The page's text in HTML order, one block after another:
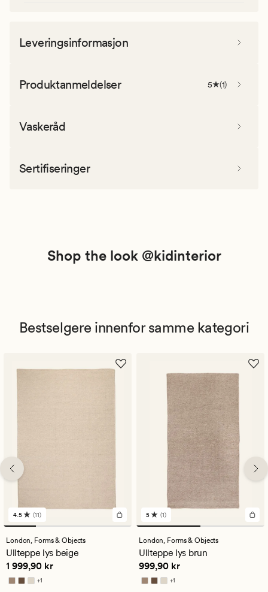
Leveringsinformasjon
Produktanmeldelser 5 (1)
Vaskeråd
Sertifiseringer
Shop the look @kidinterior
Bestselgere innenfor samme kategori
11
anmeldelser
med
en
gjennomsnittlig
vurdering
på
4.5
4.5 (11)
London, Forms & Objects
Ullteppe lys beige
Pris 1 999,90 kr
1 999,90 kr
+1
Tilgjengelig i flere farger
1
anmeldelser
med
en
gjennomsnittlig
vurdering
på
5
5 (1)
London, Forms & Objects
Ullteppe lys brun
Pris 999,90 kr
999,90 kr
+1
Tilgjengelig i flere farger